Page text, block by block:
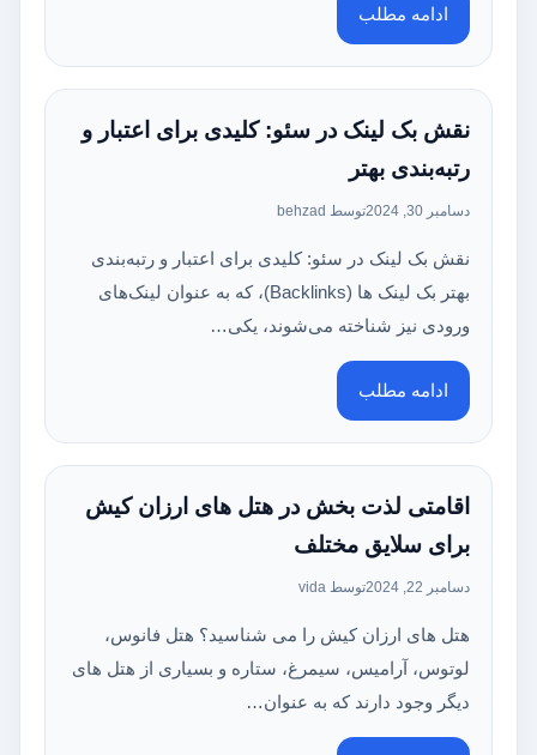
ادامه مطلب
نقش بک‌ لینک در سئو: کلیدی برای اعتبار و
رتبه‌بندی بهتر
دسامبر 30, 2024 توسط behzad
نقش بک‌ لینک در سئو: کلیدی برای اعتبار و رتبه‌بندی
بهتر بک‌ لینک‌ ها (Backlinks)، که به عنوان لینک‌های
ورودی نیز شناخته می‌شوند، یکی…
ادامه مطلب
اقامتی لذت بخش در هتل های ارزان کیش
برای سلایق مختلف
دسامبر 22, 2024 توسط vida
هتل های ارزان کیش را می شناسید؟ هتل فانوس،
لوتوس، آرامیس، سیمرغ، ستاره و بسیاری از هتل های
دیگر وجود دارند که به عنوان…